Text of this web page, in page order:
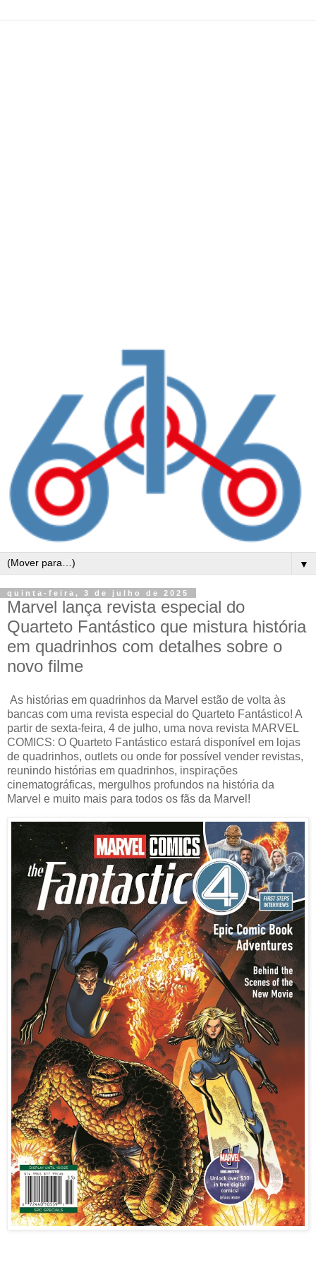
▼
quinta-feira, 3 de julho de 2025
Marvel lança revista especial do
Quarteto Fantástico que mistura história
em quadrinhos com detalhes sobre o
novo filme
As histórias em quadrinhos da Marvel estão de volta às
bancas com uma revista especial do Quarteto Fantástico! A
partir de sexta-feira, 4 de julho, uma nova revista MARVEL
COMICS: O Quarteto Fantástico estará disponível em lojas
de quadrinhos, outlets ou onde for possível vender revistas,
reunindo histórias em quadrinhos, inspirações
cinematográficas, mergulhos profundos na história da
Marvel e muito mais para todos os fãs da Marvel!